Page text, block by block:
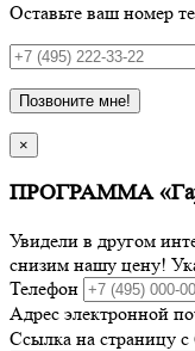
Оставьте ваш номер
Позвоните мне!
×
ПРОГРАММА
Увидели в другом
снизим нашу цену!
Телефон
Адрес электронной
Ссылка на страницу с